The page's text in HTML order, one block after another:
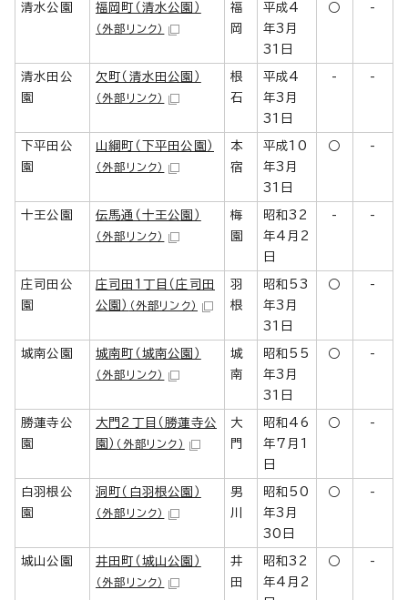
清水公園 福岡町（清水公園）
（外部リンク）
福
岡
平成4
年3月
31日
○ -
清水田公
園
欠町（清水田公園）
（外部リンク）
根
石
平成4
年3月
31日
- -
下平田公
園
山綱町（下平田公園）
（外部リンク）
本
宿
平成10
年3月
31日
○ -
十王公園 伝馬通（十王公園）
（外部リンク）
梅
園
昭和32
年4月2
日
- -
庄司田公
園
庄司田1丁目（庄司田
公園） （外部リンク）
羽
根
昭和53
年3月
31日
○ -
城南公園 城南町（城南公園）
（外部リンク）
城
南
昭和55
年3月
31日
○ -
勝蓮寺公
園
大門2丁目（勝蓮寺公
園） （外部リンク）
大
門
昭和46
年7月1
日
○ -
白羽根公
園
洞町（白羽根公園）
（外部リンク）
男
川
昭和50
年3月
30日
○ -
城山公園 井田町（城山公園）
（外部リンク）
井
田
昭和32
年4月2
○ -